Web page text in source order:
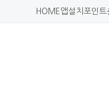
HOME 앱설치 포인트